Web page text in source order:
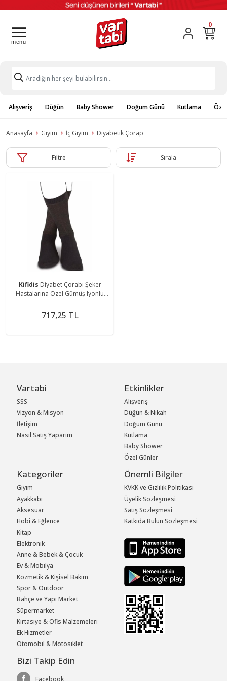
0
Alışveriş Düğün Baby Shower Doğum Günü Kutlama
Anasayfa Giyim İç Giyim Diyabetik Çorap
Filtre Sırala
Kifidis Diyabet Çorabı Şeker
Hastalarına Özel Gümüş Iyonlu
Siyah 39-42 Numara
717,25 TL
Vartabi
SSS
Vizyon & Misyon
İletişim
Nasıl Satış Yaparım
Etkinlikler
Alışveriş
Düğün & Nikah
Doğum Günü
Kutlama
Baby Shower
Özel Günler
Kategoriler
Giyim
Ayakkabı
Aksesuar
Hobi & Eğlence
Kitap
Elektronik
Anne & Bebek & Çocuk
Ev & Mobilya
Kozmetik & Kişisel Bakım
Spor & Outdoor
Bahçe ve Yapı Market
Süpermarket
Kırtasiye & Ofis Malzemeleri
Ek Hizmetler
Otomobil & Motosiklet
Önemli Bilgiler
KVKK ve Gizlilik Politikası
Üyelik Sözleşmesi
Satış Sözleşmesi
Katkıda Bulun Sözleşmesi
Bizi Takip Edin
Facebook